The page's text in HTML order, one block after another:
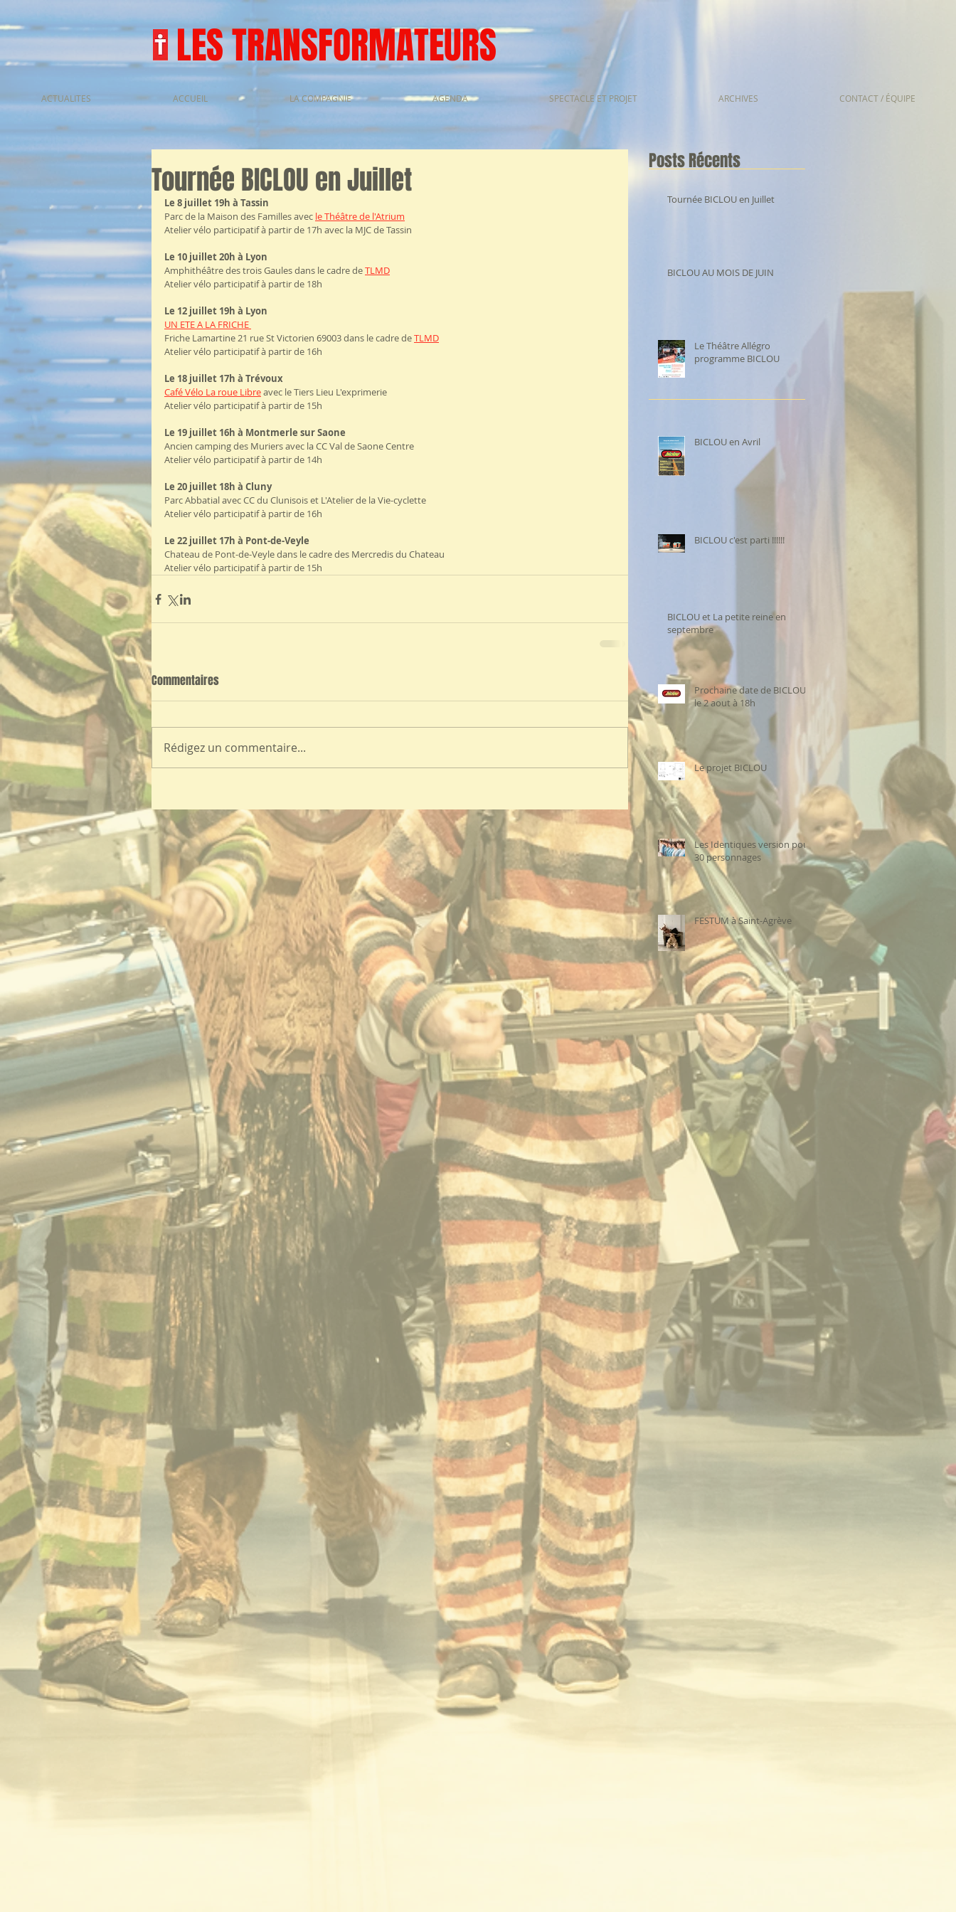
LES TRANSFORMATEURS
ACTUALITES ACCUEIL LA COMPAGNIE AGENDA SPECTACLE ET PROJET ARCHIVES CONTACT / ÉQUIPE
Tournée BICLOU en Juillet
Le 8 juillet 19h à Tassin
Parc de la Maison des Familles avec le Théâtre de l'Atrium
Atelier vélo participatif à partir de 17h avec la MJC de Tassin
Le 10 juillet 20h à Lyon
Amphithéâtre des trois Gaules dans le cadre de TLMD
Atelier vélo participatif à partir de 18h
Le 12 juillet 19h à Lyon
UN ETE A LA FRICHE
Friche Lamartine 21 rue St Victorien 69003 dans le cadre de TLMD
Atelier vélo participatif à partir de 16h
Le 18 juillet 17h à Trévoux
Café Vélo La roue Libre avec le Tiers Lieu L'exprimerie
Atelier vélo participatif à partir de 15h
Le 19 juillet 16h à Montmerle sur Saone
Ancien camping des Muriers avec la CC Val de Saone Centre
Atelier vélo participatif à partir de 14h
Le 20 juillet 18h à Cluny
Parc Abbatial avec CC du Clunisois et L'Atelier de la Vie-cyclette
Atelier vélo participatif à partir de 16h
Le 22 juillet 17h à Pont-de-Veyle
Chateau de Pont-de-Veyle dans le cadre des Mercredis du Chateau
Atelier vélo participatif à partir de 15h
Commentaires
Rédigez un commentaire...
Posts Récents
Tournée BICLOU en Juillet
BICLOU AU MOIS DE JUIN
Le Théâtre Allégro
programme BICLOU
BICLOU en Avril
BICLOU c'est parti !!!!!!
BICLOU et La petite reine en
septembre
Prochaine date de BICLOU
le 2 aout à 18h
Le projet BICLOU
Les Identiques version pour
30 personnages
FESTUM à Saint-Agrève